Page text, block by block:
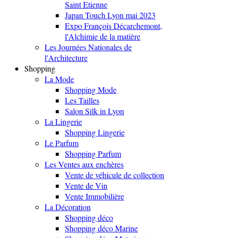
Saint Etienne
Japan Touch Lyon mai 2023
Expo François Décarchemont,
l'Alchimie de la matière
Les Journées Nationales de
l'Architecture
Shopping
La Mode
Shopping Mode
Les Tailles
Salon Silk in Lyon
La Lingerie
Shopping Lingerie
Le Parfum
Shopping Parfum
Les Ventes aux enchères
Vente de véhicule de collection
Vente de Vin
Vente Immobilière
La Décoration
Shopping déco
Shopping déco Marine